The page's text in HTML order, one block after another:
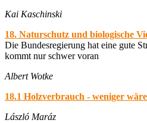
Kai Kaschinski
18. Naturschutz und biologische
Die Bundesregierung hat eine gute
kommt nur schwer voran
Albert Wotke
18.1 Holzverbrauch - weniger
László Maráz